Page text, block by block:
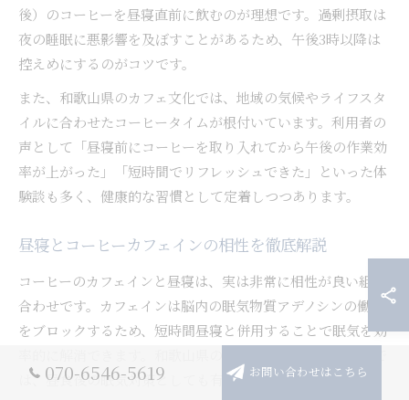
後）のコーヒーを昼寝直前に飲むのが理想です。過剰摂取は
夜の睡眠に悪影響を及ぼすことがあるため、午後3時以降は
控えめにするのがコツです。
また、和歌山県のカフェ文化では、地域の気候やライフスタ
イルに合わせたコーヒータイムが根付いています。利用者の
声として「昼寝前にコーヒーを取り入れてから午後の作業効
率が上がった」「短時間でリフレッシュできた」といった体
験談も多く、健康的な習慣として定着しつつあります。
昼寝とコーヒーカフェインの相性を徹底解説
コーヒーのカフェインと昼寝は、実は非常に相性が良い組み
合わせです。カフェインは脳内の眠気物質アデノシンの働き
をブロックするため、短時間昼寝と併用することで眠気を効
は、昼食後の眠気対策としても有効です。
070-6546-5619 お問い合わせはこちら